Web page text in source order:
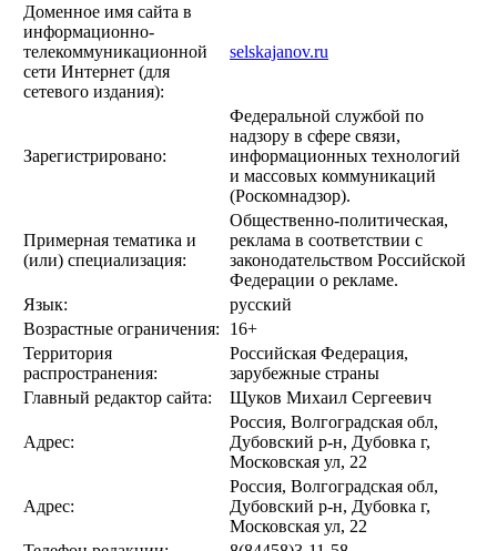
Доменное имя сайта в
информационно-
телекоммуникационной
сети Интернет (для
сетевого издания):
selskajanov.ru
Зарегистрировано:
Федеральной службой по
надзору в сфере связи,
информационных технологий
и массовых коммуникаций
(Роскомнадзор).
Примерная тематика и
(или) специализация:
Общественно-политическая,
реклама в соответствии с
законодательством Российской
Федерации о рекламе.
Язык:
русский
Возрастные ограничения:
16+
Территория
распространения:
Российская Федерация,
зарубежные страны
Главный редактор сайта:
Щуков Михаил Сергеевич
Адрес:
Россия, Волгоградская обл,
Дубовский р-н, Дубовка г,
Московская ул, 22
Адрес:
Россия, Волгоградская обл,
Дубовский р-н, Дубовка г,
Московская ул, 22